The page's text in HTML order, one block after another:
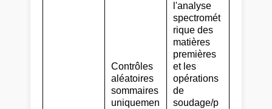
Contrôles
aléatoires
sommaires
uniquemen
l'analyse
spectromét
rique des
matières
premières
et les
opérations
de
soudage/p